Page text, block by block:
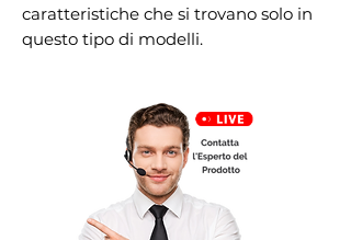
caratteristiche che si trovano solo in
questo tipo di modelli.